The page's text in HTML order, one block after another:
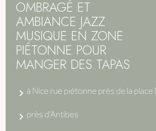
OMBRAGÉ ET
AMBIANCE JAZZ
MUSIQUE EN ZONE
PIÉTONNE POUR
MANGER DES TAPAS
à Nice rue piétonne près de la place
près d'Antibes